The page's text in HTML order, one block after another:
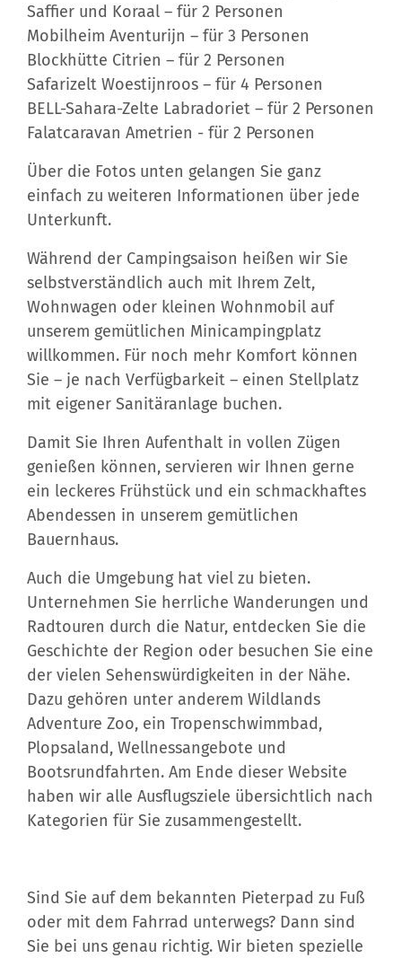
Saffier und Koraal – für 2 Personen
Mobilheim Aventurijn – für 3 Personen
Blockhütte Citrien – für 2 Personen
Safarizelt Woestijnroos – für 4 Personen
BELL-Sahara-Zelte Labradoriet – für 2 Personen
Falatcaravan Ametrien - für 2 Personen
Über die Fotos unten gelangen Sie ganz
einfach zu weiteren Informationen über jede
Unterkunft.
Während der Campingsaison heißen wir Sie
selbstverständlich auch mit Ihrem Zelt,
Wohnwagen oder kleinen Wohnmobil auf
unserem gemütlichen Minicampingplatz
willkommen. Für noch mehr Komfort können
Sie – je nach Verfügbarkeit – einen Stellplatz
mit eigener Sanitäranlage buchen.
Damit Sie Ihren Aufenthalt in vollen Zügen
genießen können, servieren wir Ihnen gerne
ein leckeres Frühstück und ein schmackhaftes
Abendessen in unserem gemütlichen
Bauernhaus.
Auch die Umgebung hat viel zu bieten.
Unternehmen Sie herrliche Wanderungen und
Radtouren durch die Natur, entdecken Sie die
Geschichte der Region oder besuchen Sie eine
der vielen Sehenswürdigkeiten in der Nähe.
Dazu gehören unter anderem Wildlands
Adventure Zoo, ein Tropenschwimmbad,
Plopsaland, Wellnessangebote und
Bootsrundfahrten. Am Ende dieser Website
haben wir alle Ausflugsziele übersichtlich nach
Kategorien für Sie zusammengestellt.
Sind Sie auf dem bekannten Pieterpad zu Fuß
oder mit dem Fahrrad unterwegs? Dann sind
Sie bei uns genau richtig. Wir bieten spezielle